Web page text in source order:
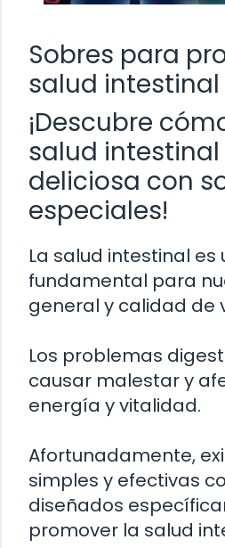
Sobres para
salud intestinal
¡Descubre
salud
deliciosa con
especiales!
La salud intestinal es
fundamental para
general y calidad de
Los problemas
causar malestar y
energía y vitalidad.
Afortunadamente,
simples y efectivas
diseñados
promover la salud